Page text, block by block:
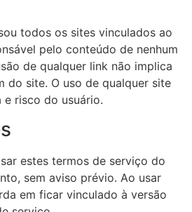
todos os sites vinculados ao
pelo conteúdo de nenhum
de qualquer link não implica
do site. O uso de qualquer site
risco do usuário.
estes termos de serviço do
sem aviso prévio. Ao usar
em ficar vinculado à versão